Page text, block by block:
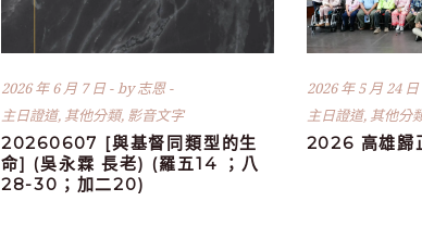
2026 年 6 月 7 日 by志恩
主日證道, 其他分類, 影音文字
20260607 [與基督同類型的生
命] (吳永霖 長老) (羅五14 ；八
28-30；加二20)
2026 年 5 月 24 日
主日證道, 其他分
2026 高雄歸